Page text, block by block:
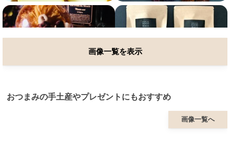
画像一覧を表示
おつまみの手土産やプレゼントにもおすすめ
画像一覧へ